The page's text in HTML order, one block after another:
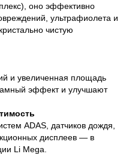
оно эффективно
ультрафиолета и
чистую
и увеличенная площадь
эффект и улучшают
ADAS, датчиков дождя,
дисплеев — в
Li Mega.